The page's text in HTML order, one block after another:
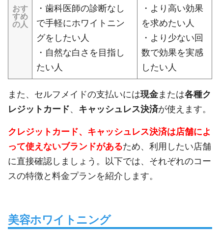
おす
すめ
の人
・歯科医師の診断なし
で手軽にホワイトニン
グをしたい人
・自然な白さを目指し
たい人
・より高い効果
を求めたい人
・より少ない回
数で効果を実感
したい人
また、セルフメイドの支払いには現金または各種ク
レジットカード、 キャッシュレス決済が使えます。
クレジットカード、キャッシュレス決済は店舗によ
って使えないブランドがあるため、利用したい店舗
に直接確認しましょう。 以下では、それぞれのコー
スの特徴と料金プランを紹介します。
美容ホワイトニング